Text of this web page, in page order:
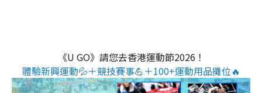
《U GO》請您去香港運動節2026！
體驗新興運動💦＋競技賽事💪＋100+運動用品攤位🔥